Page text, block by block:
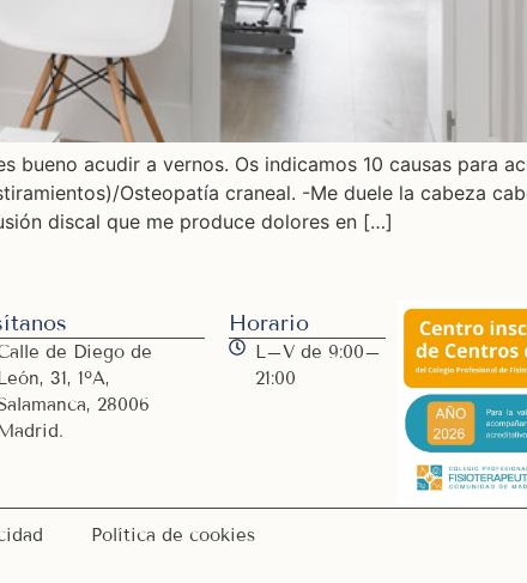
bueno acudir a vernos. Os indicamos 10 causas para
Osteopatía craneal. -Me duele la cabeza
discal que me produce dolores en […]
de Diego de
León, 31, 1ºA,
28006
Madrid.
Horario
L–V de 9:00–
21:00
Política de cookies